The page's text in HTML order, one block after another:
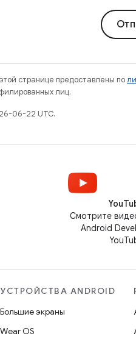
странице предоставлены по
лиц.
06-22 UTC.
Смотрите
Android
УСТРОЙСТВА ANDROID
Большие экраны
Wear OS